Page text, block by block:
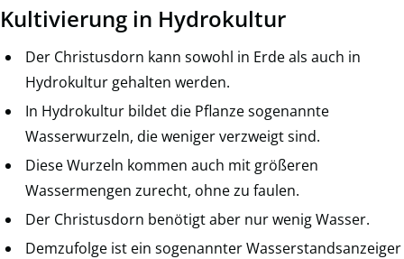
Kultivierung in Hydrokultur
Der Christusdorn kann sowohl in Erde als auch in
Hydrokultur gehalten werden.
In Hydrokultur bildet die Pflanze sogenannte
Wasserwurzeln, die weniger verzweigt sind.
Diese Wurzeln kommen auch mit größeren
Wassermengen zurecht, ohne zu faulen.
Der Christusdorn benötigt aber nur wenig Wasser.
Demzufolge ist ein sogenannter Wasserstandsanzeiger